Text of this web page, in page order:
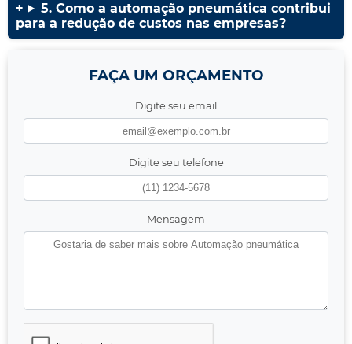
5. Como a automação pneumática contribui
para a redução de custos nas empresas?
FAÇA UM ORÇAMENTO
Digite seu email
Digite seu telefone
Mensagem